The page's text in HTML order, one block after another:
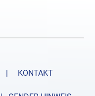
|
KONTAKT